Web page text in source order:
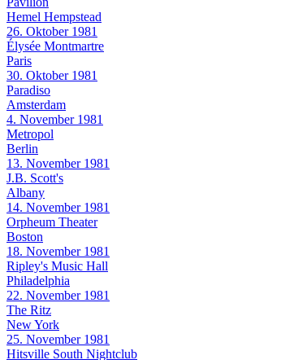
Hemel Hempstead
26. Oktober 1981
Élysée Montmartre
Paris
30. Oktober 1981
Paradiso
Amsterdam
4. November 1981
Metropol
Berlin
13. November 1981
J.B. Scott's
Albany
14. November 1981
Orpheum Theater
Boston
18. November 1981
Ripley's Music Hall
Philadelphia
22. November 1981
The Ritz
New York
25. November 1981
Hitsville South Nightclub